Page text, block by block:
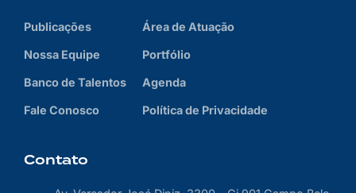
Publicações
Nossa Equipe
Banco de Talentos
Fale Conosco
Área de Atuação
Portfólio
Agenda
Política de Privacidade
Contato